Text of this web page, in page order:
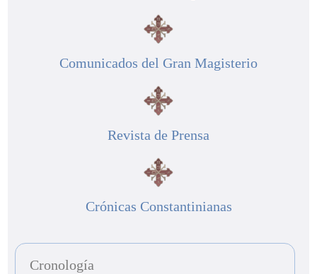
Comunicados del Gran Magisterio
Revista de Prensa
Crónicas Constantinianas
Cronología